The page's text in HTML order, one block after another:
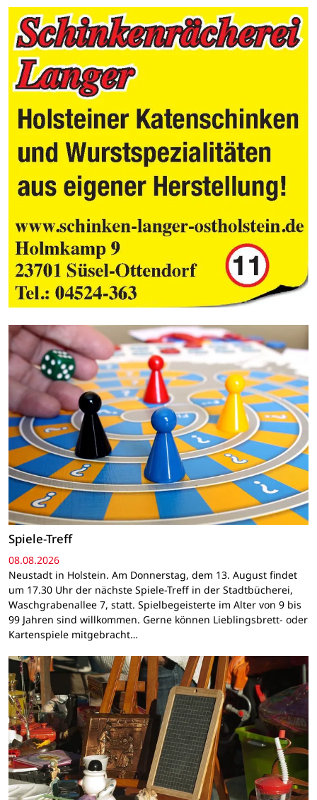
Spiele-Treff
08.08.2026
Neustadt in Holstein. Am Donnerstag, dem 13. August findet
um 17.30 Uhr der nächste Spiele-Treff in der Stadtbücherei,
Waschgrabenallee 7, statt. Spielbegeisterte im Alter von 9 bis
99 Jahren sind willkommen. Gerne können Lieblingsbrett- oder
Kartenspiele mitgebracht…